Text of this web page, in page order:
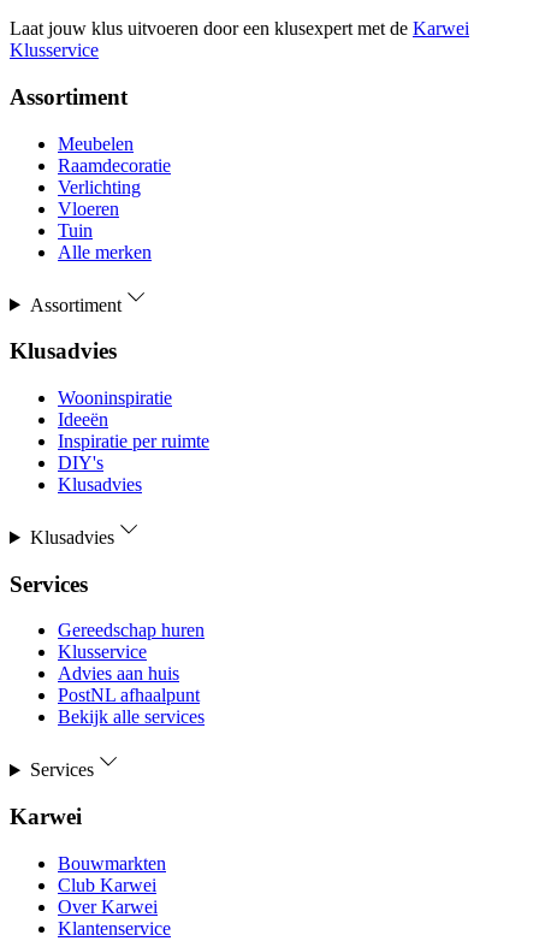
Laat jouw klus uitvoeren door een klusexpert met de Karwei
Klusservice
Assortiment
Meubelen
Raamdecoratie
Verlichting
Vloeren
Tuin
Alle merken
Assortiment
Klusadvies
Wooninspiratie
Ideeën
Inspiratie per ruimte
DIY's
Klusadvies
Klusadvies
Services
Gereedschap huren
Klusservice
Advies aan huis
PostNL afhaalpunt
Bekijk alle services
Services
Karwei
Bouwmarkten
Club Karwei
Over Karwei
Klantenservice